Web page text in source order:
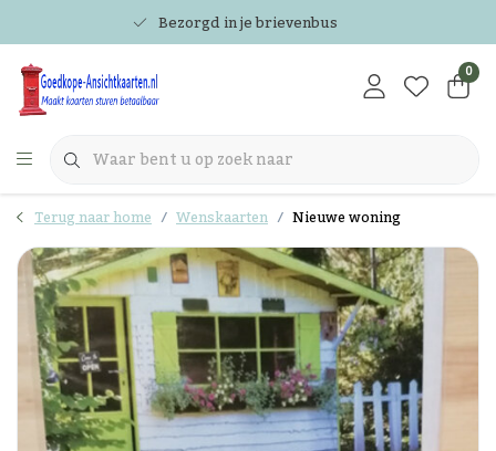
Bezorgd in je brievenbus
0
Terug naar home Wenskaarten Nieuwe woning